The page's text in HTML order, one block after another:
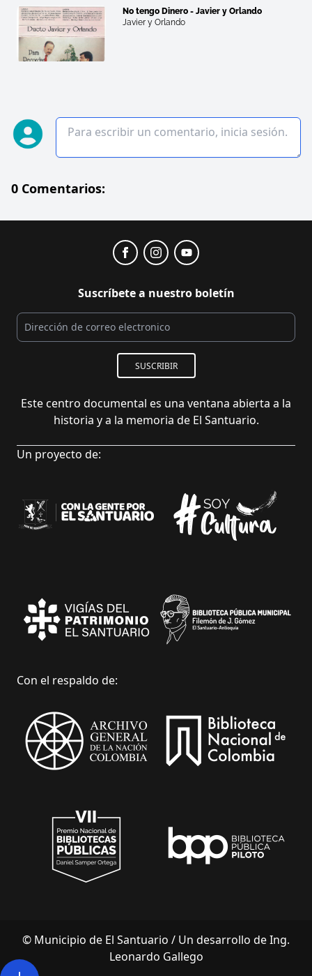
No tengo Dinero - Javier y Orlando
Javier y Orlando
0 Comentarios:
Suscríbete a nuestro boletín
SUSCRIBIR
Este centro documental es una ventana abierta a la
historia y a la memoria de El Santuario.
Un proyecto de:
Con el respaldo de:
© Municipio de El Santuario / Un desarrollo de Ing.
Leonardo Gallego